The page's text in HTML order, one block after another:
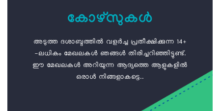
കോഴ്സുകൾ
അടുത്ത ദശാബ്ദത്തിൽ വളർച്ച പ്രതീക്ഷിക്കുന്ന 14+
-ലധികം മേഖലകൾ ഞങ്ങൾ തിരിച്ചറിഞ്ഞിട്ടുണ്ട്.
ഈ മേഖലകൾ അറിയുന്ന ആദ്യത്തെ ആളുകളിൽ
ഒരാൾ നിങ്ങളാകട്ടെ..